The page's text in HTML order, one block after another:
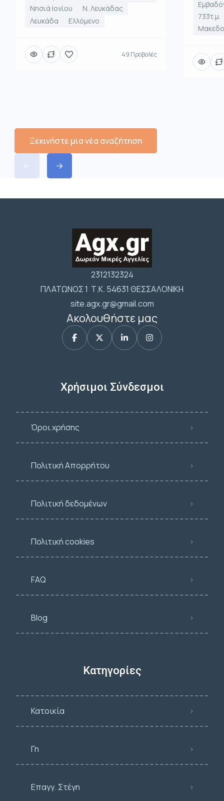
Νησιά Ιονίου
Ν. Λευκάδας
Λευκάδα
Ελλόμενο
49 Προβολές
733τ.μ.
Ξεκινήστε μια νέα αναζήτηση
2312132324
ΠΛΑΤΩΝΟΣ 1 Τ.Κ. 54631 ΘΕΣΣΑΛΟΝΙΚΗ
site.agx.gr@gmail.com
Ακολουθήστε μας
Χρήσιμοι Σύνδεσμοι
Όροι χρήσης
Πολιτική Απορρήτου
Πολιτική δεδομένων
Πολιτική cookies
FAQ
Blog
Κατηγορίες
Κατοικία
Γη
Επαγγ. Στέγη